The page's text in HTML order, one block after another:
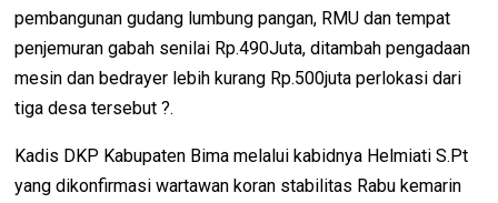
pembangunan gudang lumbung pangan, RMU dan tempat
penjemuran gabah senilai Rp.490Juta, ditambah pengadaan
mesin dan bedrayer lebih kurang Rp.500juta perlokasi dari
tiga desa tersebut ?.
Kadis DKP Kabupaten Bima melalui kabidnya Helmiati S.Pt
yang dikonfirmasi wartawan koran stabilitas Rabu kemarin